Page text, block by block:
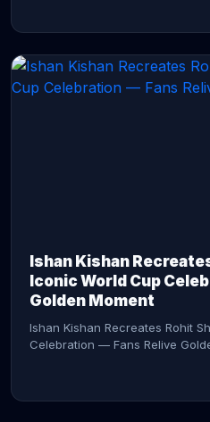
Ishan Kishan
Iconic World Cup
Golden Moment
Ishan Kishan Recreates Rohit
Celebration — Fans Relive